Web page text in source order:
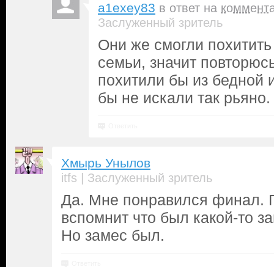
a1exey83 в ответ на
Заслуженный зритель
Они же смогли
семьи, значит
похитили бы из бедной
бы не искали так рьяно.
Хмырь Унылов
itfs | Заслуженный зритель
Да. Мне понравился финал.
вспомнит что был какой-то
Но замес был.